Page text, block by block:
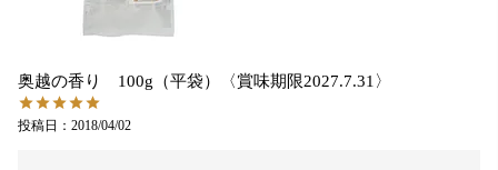
奥越の香り 100g（平袋）〈賞味期限2027.7.31〉
投稿日 2018/04/02